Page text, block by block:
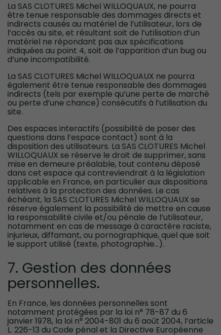
La SAS CLOTURES Michel WILLOQUAUX, ne pourra
être tenue responsable des dommages directs et
indirects causés au matériel de l’utilisateur, lors de
l’accès au site, et résultant soit de l’utilisation d’un
matériel ne répondant pas aux spécifications
indiquées au point 4, soit de l’apparition d’un bug ou
d’une incompatibilité.
La SAS CLOTURES Michel WILLOQUAUX ne pourra
également être tenue responsable des dommages
indirects (tels par exemple qu’une perte de marché
ou perte d’une chance) consécutifs à l’utilisation du
site.
Des espaces interactifs (possibilité de poser des
questions dans l’espace contact) sont à la
disposition des utilisateurs. La SAS CLOTURES Michel
WILLOQUAUX se réserve le droit de supprimer, sans
mise en demeure préalable, tout contenu déposé
dans cet espace qui contreviendrait à la législation
applicable en France, en particulier aux dispositions
relatives à la protection des données. Le cas
échéant, la SAS CLOTURES Michel WILLOQUAUX se
réserve également la possibilité de mettre en cause
la responsabilité civile et/ou pénale de l’utilisateur,
notamment en cas de message à caractère raciste,
injurieux, diffamant, ou pornographique, quel que soit
le support utilisé (texte, photographie…).
7. Gestion des données
personnelles.
En France, les données personnelles sont
notamment protégées par la loi n° 78-87 du 6
janvier 1978, la loi n° 2004-801 du 6 août 2004, l’article
L. 226-13 du Code pénal et la Directive Européenne